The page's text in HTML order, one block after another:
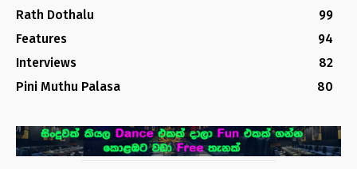
Rath Dothalu
99
Features
94
Interviews
82
Pini Muthu Palasa
80